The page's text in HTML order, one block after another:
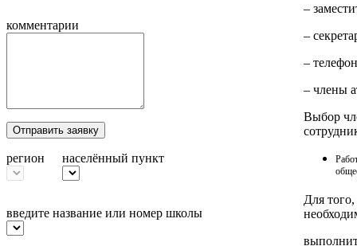
комментарии
Отправить заявку
регион населённый пункт
введите название или номер школы
–
–
–
– члены
Выбор
Для